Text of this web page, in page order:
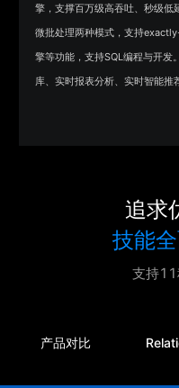
擎，支撑百万级高吞吐、秒级
微批处理两种模式，支持
擎等功能，支持SQL编程与开
库、实时报表分析、实时智能推
追求
技能
支持11
产品对比